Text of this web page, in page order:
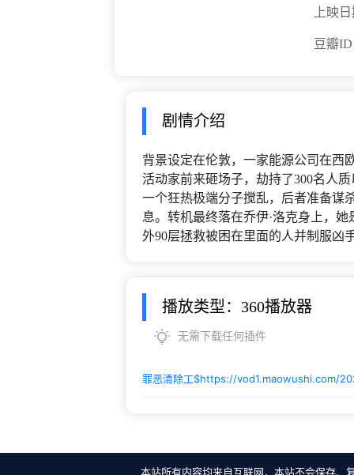
上映
豆瓣
剧情介绍
背景设定在伦敦，一家能源公司在西
活动家前来砸场子，劫持了300名人
一个狂热极端分子搅乱，后者准备谋
息。转机最终落在乔伊·洛克身上，
外90层拯救被困在里面的人并制服凶
播放类型：360播放器
无需下载任何插件
罪恶清除工$https://vod1.maowushi.com/
本站所有内容均来自互联网，本站不会保存、